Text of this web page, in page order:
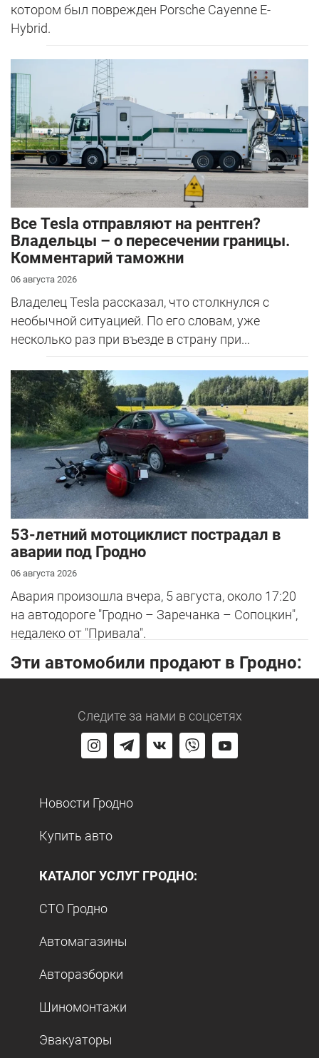
котором был поврежден Porsche Cayenne E-
Hybrid.
Все Tesla отправляют на рентген?
Владельцы – о пересечении границы.
Комментарий таможни
06 августа 2026
Владелец Tesla рассказал, что столкнулся с
необычной ситуацией. По его словам, уже
несколько раз при въезде в страну при...
53-летний мотоциклист пострадал в
аварии под Гродно
06 августа 2026
Авария произошла вчера, 5 августа, около 17:20
на автодороге "Гродно – Заречанка – Сопоцкин",
недалеко от "Привала".
Эти автомобили продают в Гродно:
Следите за нами в соцсетях
Новости Гродно
Купить авто
КАТАЛОГ УСЛУГ ГРОДНО:
СТО Гродно
Автомагазины
Авторазборки
Шиномонтажи
Эвакуаторы